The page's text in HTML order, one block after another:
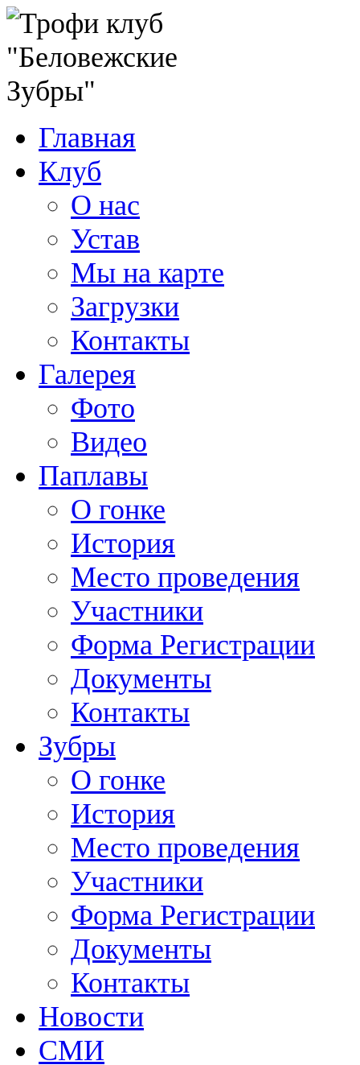
Главная
Клуб
О нас
Устав
Мы на карте
Загрузки
Контакты
Галерея
Фото
Видео
Паплавы
О гонке
История
Место проведения
Участники
Форма Регистрации
Документы
Контакты
Зубры
О гонке
История
Место проведения
Участники
Форма Регистрации
Документы
Контакты
Новости
СМИ